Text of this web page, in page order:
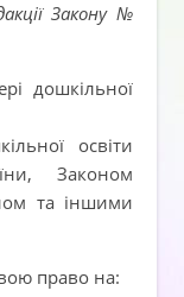
Закону №
дошкільної
освіти
Законом
та іншими
право на: